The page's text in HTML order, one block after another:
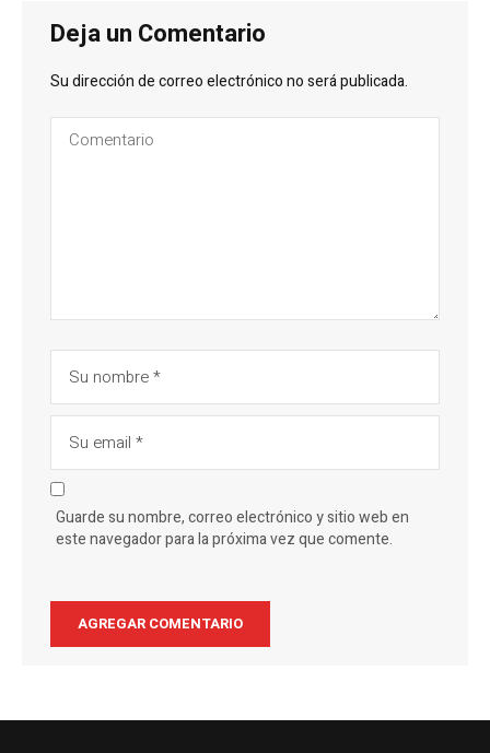
Deja un Comentario
Su dirección de correo electrónico no será publicada.
Guarde su nombre, correo electrónico y sitio web en
este navegador para la próxima vez que comente.